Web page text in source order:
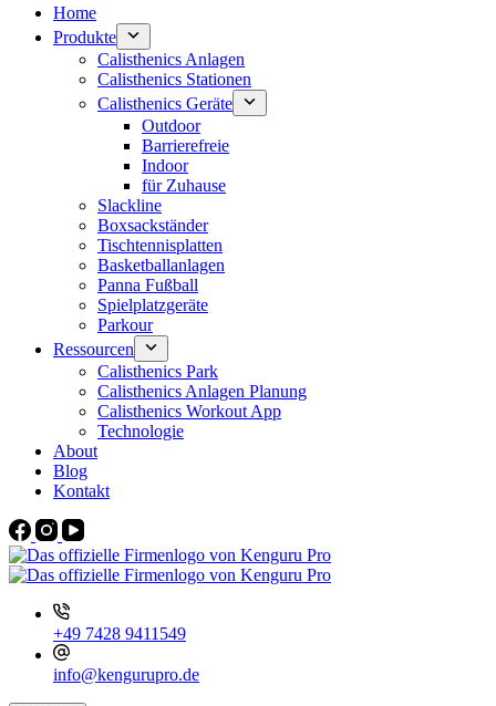
Home
Produkte
Calisthenics Anlagen
Calisthenics Stationen
Calisthenics Geräte
Outdoor
Barrierefreie
Indoor
für Zuhause
Slackline
Boxsackständer
Tischtennisplatten
Basketballanlagen
Panna Fußball
Spielplatzgeräte
Parkour
Ressourcen
Calisthenics Park
Calisthenics Anlagen Planung
Calisthenics Workout App
Technologie
About
Blog
Kontakt
+49 7428 9411549
info@kengurupro.de